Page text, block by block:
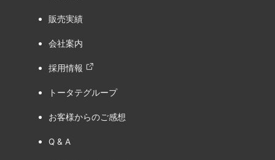
販売実績
会社案内
採用情報
トータテグループ
お客様からのご感想
Q & A